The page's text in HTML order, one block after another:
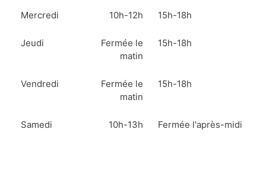
Mercredi 10h-12h 15h-18h
Jeudi
Fermée le
matin
15h-18h
Vendredi
Fermée le
matin
15h-18h
Samedi 10h-13h Fermée l'après-midi